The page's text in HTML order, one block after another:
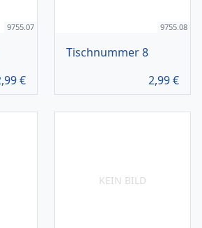
9755.07
€
9755.08
Tischnummer 8
2,99€
KEIN BILD